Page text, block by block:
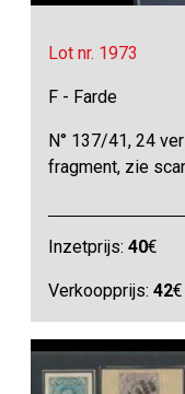
Lot nr. 1973
F - Farde
N° 137/41, 24
fragment, zie
Inzetprijs:40€
Verkoopprijs:42€